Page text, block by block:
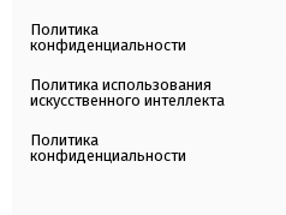
Политика
конфиденциальности
Политика использования
искусственного интеллекта
Политика
конфиденциальности